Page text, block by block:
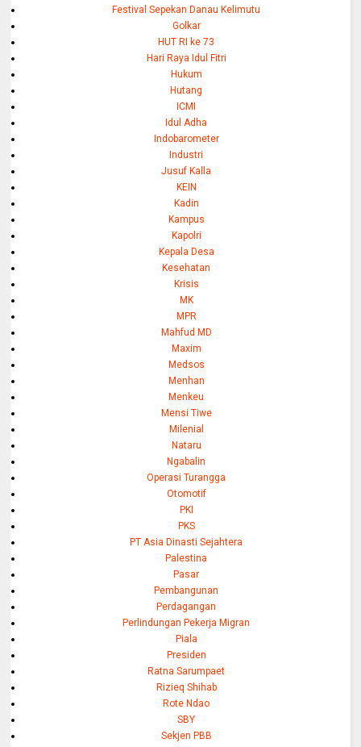
Festival Sepekan Danau Kelimutu
Golkar
HUT RI ke 73
Hari Raya Idul Fitri
Hukum
Hutang
ICMI
Idul Adha
Indobarometer
Industri
Jusuf Kalla
KEIN
Kadin
Kampus
Kapolri
Kepala Desa
Kesehatan
Krisis
MK
MPR
Mahfud MD
Maxim
Medsos
Menhan
Menkeu
Mensi Tiwe
Milenial
Nataru
Ngabalin
Operasi Turangga
Otomotif
PKI
PKS
PT Asia Dinasti Sejahtera
Palestina
Pasar
Pembangunan
Perdagangan
Perlindungan Pekerja Migran
Piala
Presiden
Ratna Sarumpaet
Rizieq Shihab
Rote Ndao
SBY
Sekjen PBB